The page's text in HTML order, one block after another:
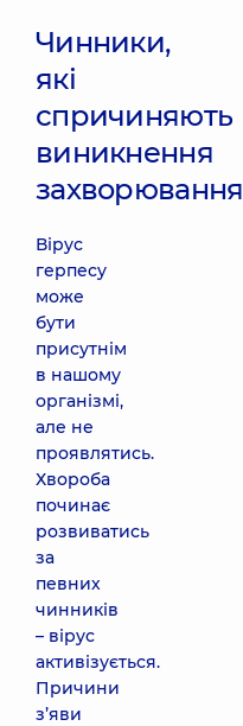
Чинники,
які
спричиняють
виникнення
захворювання
Вірус
герпесу
може
бути
присутнім
в нашому
організмі,
але не
проявлятись.
Хвороба
починає
розвиватись
за
певних
чинників
– вірус
активізується.
Причини
з’яви